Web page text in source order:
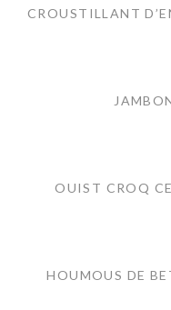
CROUSTILLANT
OUIST CROQ
HOUMOUS DE